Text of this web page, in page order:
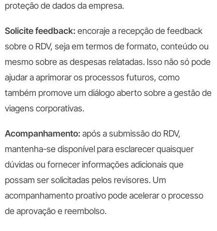
proteção de dados da empresa.
Solicite feedback: encoraje a recepção de feedback
sobre o RDV, seja em termos de formato, conteúdo ou
mesmo sobre as despesas relatadas. Isso não só pode
ajudar a aprimorar os processos futuros, como
também promove um diálogo aberto sobre a gestão de
viagens corporativas.
Acompanhamento: após a submissão do RDV,
mantenha-se disponível para esclarecer quaisquer
dúvidas ou fornecer informações adicionais que
possam ser solicitadas pelos revisores. Um
acompanhamento proativo pode acelerar o processo
de aprovação e reembolso.